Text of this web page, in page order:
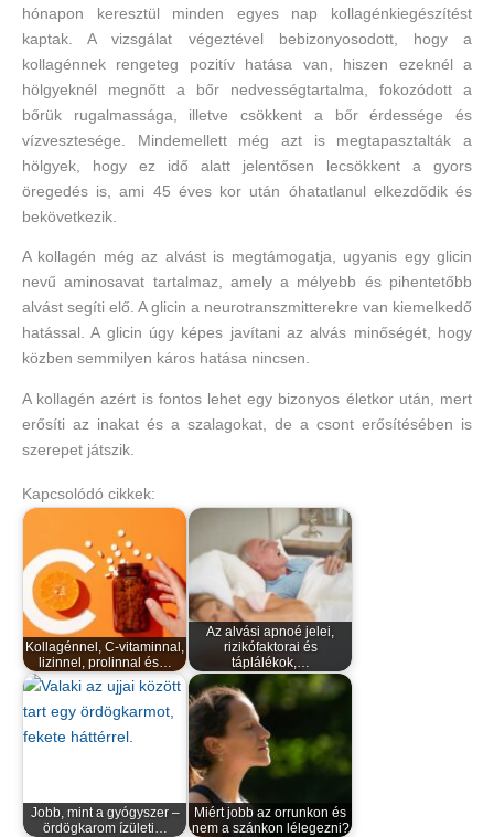
hónapon keresztül minden egyes nap kollagénkiegészítést
kaptak. A vizsgálat végeztével bebizonyosodott, hogy a
kollagénnek rengeteg pozitív hatása van, hiszen ezeknél a
hölgyeknél megnőtt a bőr nedvességtartalma, fokozódott a
bőrük rugalmassága, illetve csökkent a bőr érdessége és
vízvesztesége. Mindemellett még azt is megtapasztalták a
hölgyek, hogy ez idő alatt jelentősen lecsökkent a gyors
öregedés is, ami 45 éves kor után óhatatlanul elkezdődik és
bekövetkezik.
A kollagén még az alvást is megtámogatja, ugyanis egy glicin
nevű aminosavat tartalmaz, amely a mélyebb és pihentetőbb
alvást segíti elő. A glicin a neurotranszmitterekre van kiemelkedő
hatással. A glicin úgy képes javítani az alvás minőségét, hogy
közben semmilyen káros hatása nincsen.
A kollagén azért is fontos lehet egy bizonyos életkor után, mert
erősíti az inakat és a szalagokat, de a csont erősítésében is
szerepet játszik.
Kapcsolódó cikkek:
Kollagénnel, C-vitaminnal,
lizinnel, prolinnal és…
Az alvási apnoé jelei,
rizikófaktorai és
táplálékok,…
Jobb, mint a gyógyszer –
ördögkarom ízületi…
Miért jobb az orrunkon és
nem a szánkon lélegezni?